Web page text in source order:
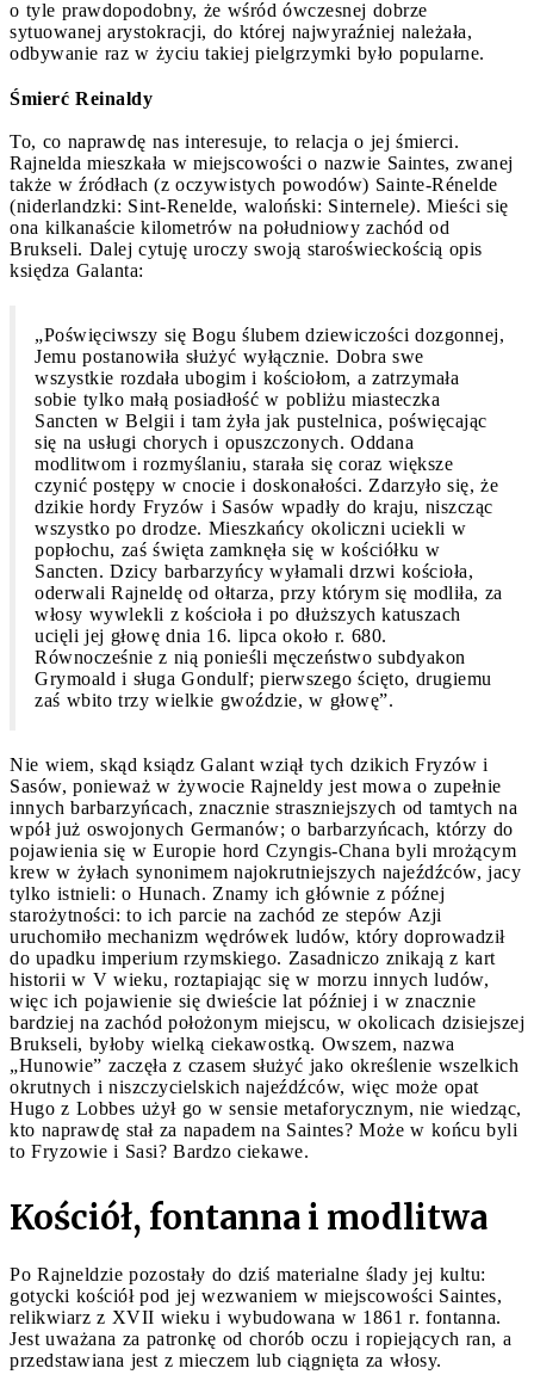
o tyle prawdopodobny, że wśród ówczesnej dobrze
sytuowanej arystokracji, do której najwyraźniej należała,
odbywanie raz w życiu takiej pielgrzymki było popularne.
Śmierć Reinaldy
To, co naprawdę nas interesuje, to relacja o jej śmierci.
Rajnelda mieszkała w miejscowości o nazwie Saintes, zwanej
także w źródłach (z oczywistych powodów) Sainte-Rénelde
(niderlandzki: Sint-Renelde, waloński: Sinternele). Mieści się
ona kilkanaście kilometrów na południowy zachód od
Brukseli. Dalej cytuję uroczy swoją staroświeckością opis
księdza Galanta:
„Poświęciwszy się Bogu ślubem dziewiczości dozgonnej,
Jemu postanowiła służyć wyłącznie. Dobra swe
wszystkie rozdała ubogim i kościołom, a zatrzymała
sobie tylko małą posiadłość w pobliżu miasteczka
Sancten w Belgii i tam żyła jak pustelnica, poświęcając
się na usługi chorych i opuszczonych. Oddana
modlitwom i rozmyślaniu, starała się coraz większe
czynić postępy w cnocie i doskonałości. Zdarzyło się, że
dzikie hordy Fryzów i Sasów wpadły do kraju, niszcząc
wszystko po drodze. Mieszkańcy okoliczni uciekli w
popłochu, zaś święta zamknęła się w kościółku w
Sancten. Dzicy barbarzyńcy wyłamali drzwi kościoła,
oderwali Rajneldę od ołtarza, przy którym się modliła, za
włosy wywlekli z kościoła i po dłuższych katuszach
ucięli jej głowę dnia 16. lipca około r. 680.
Równocześnie z nią ponieśli męczeństwo subdyakon
Grymoald i sługa Gondulf; pierwszego ścięto, drugiemu
zaś wbito trzy wielkie gwoździe, w głowę”.
Nie wiem, skąd ksiądz Galant wziął tych dzikich Fryzów i
Sasów, ponieważ w żywocie Rajneldy jest mowa o zupełnie
innych barbarzyńcach, znacznie straszniejszych od tamtych na
wpół już oswojonych Germanów; o barbarzyńcach, którzy do
pojawienia się w Europie hord Czyngis-Chana byli mrożącym
krew w żyłach synonimem najokrutniejszych najeźdźców, jacy
tylko istnieli: o Hunach. Znamy ich głównie z późnej
starożytności: to ich parcie na zachód ze stepów Azji
uruchomiło mechanizm wędrówek ludów, który doprowadził
do upadku imperium rzymskiego. Zasadniczo znikają z kart
historii w V wieku, roztapiając się w morzu innych ludów,
więc ich pojawienie się dwieście lat później i w znacznie
bardziej na zachód położonym miejscu, w okolicach dzisiejszej
Brukseli, byłoby wielką ciekawostką. Owszem, nazwa
„Hunowie” zaczęła z czasem służyć jako określenie wszelkich
okrutnych i niszczycielskich najeźdźców, więc może opat
Hugo z Lobbes użył go w sensie metaforycznym, nie wiedząc,
kto naprawdę stał za napadem na Saintes? Może w końcu byli
to Fryzowie i Sasi? Bardzo ciekawe.
Kościół, fontanna i modlitwa
Po Rajneldzie pozostały do dziś materialne ślady jej kultu:
gotycki kościół pod jej wezwaniem w miejscowości Saintes,
relikwiarz z XVII wieku i wybudowana w 1861 r. fontanna.
Jest uważana za patronkę od chorób oczu i ropiejących ran, a
przedstawiana jest z mieczem lub ciągnięta za włosy.